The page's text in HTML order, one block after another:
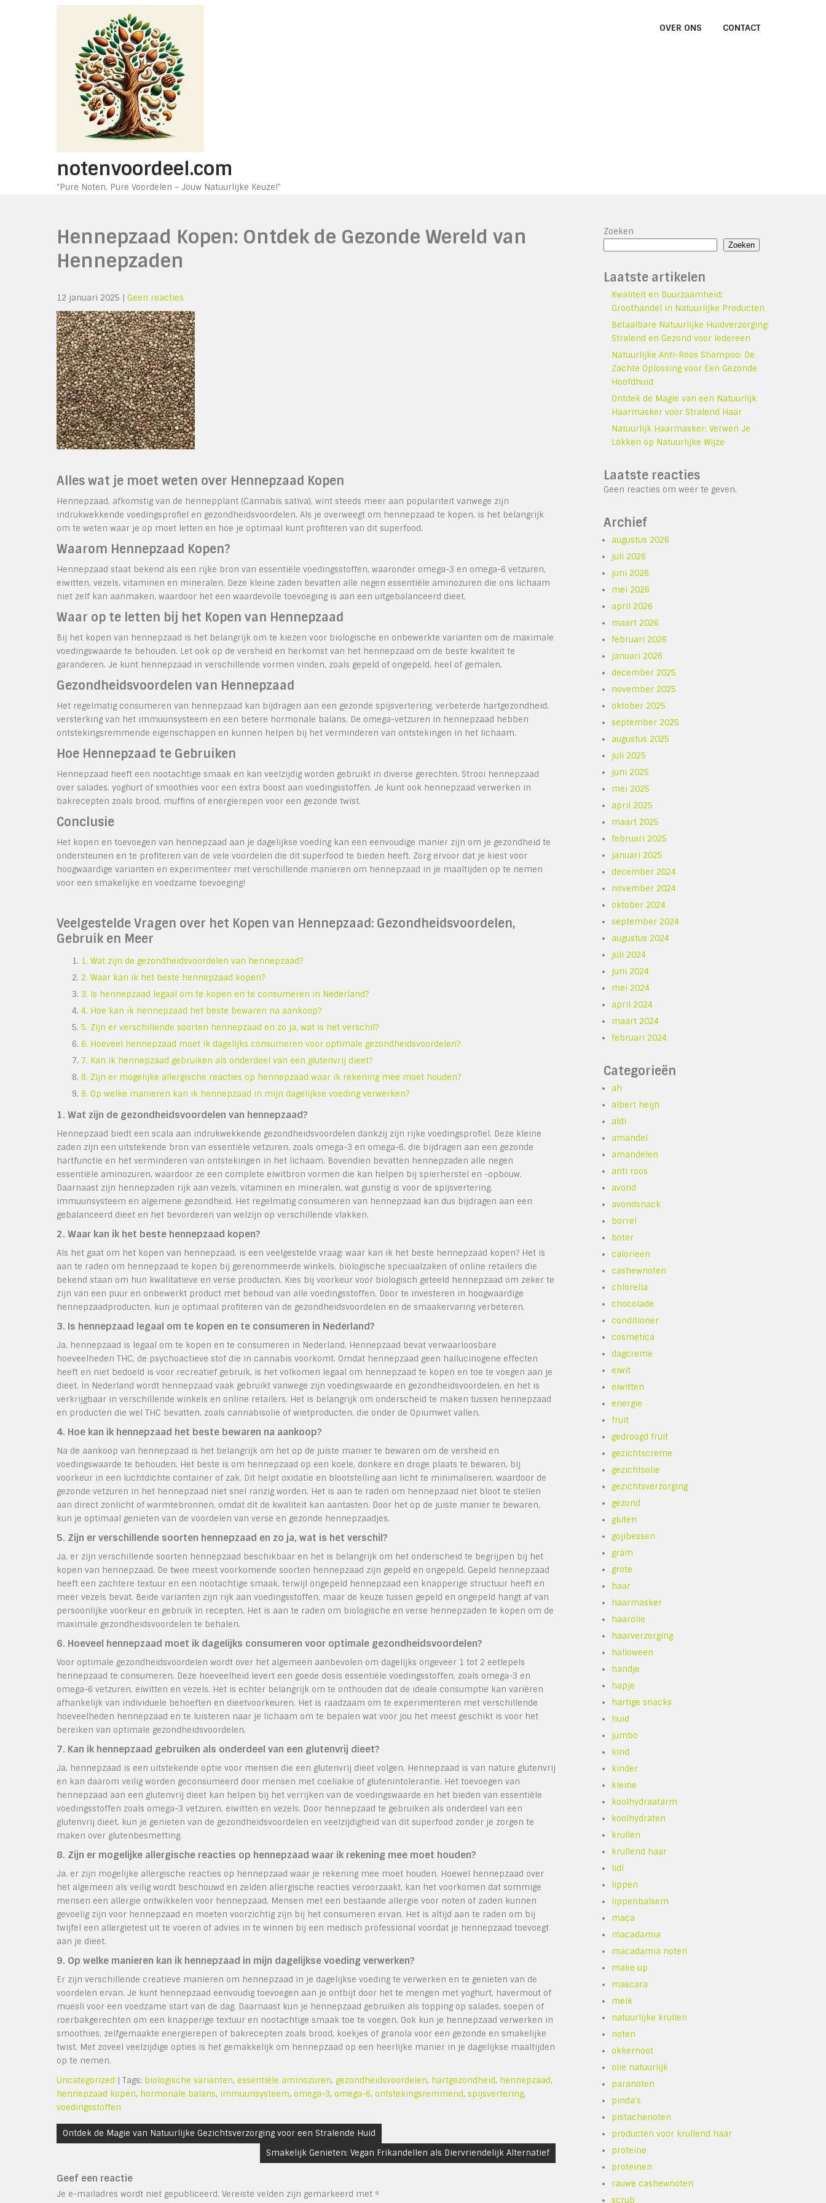
notenvoordeel.com
"Pure Noten, Pure Voordelen – Jouw Natuurlijke Keuze!"
OVER ONS CONTACT
Hennepzaad Kopen: Ontdek de Gezonde Wereld van
Hennepzaden
12 januari 2025 | Geen reacties
Alles wat je moet weten over Hennepzaad Kopen
Hennepzaad, afkomstig van de hennepplant (Cannabis sativa), wint steeds meer aan populariteit vanwege zijn
indrukwekkende voedingsprofiel en gezondheidsvoordelen. Als je overweegt om hennepzaad te kopen, is het belangrijk
om te weten waar je op moet letten en hoe je optimaal kunt profiteren van dit superfood.
Waarom Hennepzaad Kopen?
Hennepzaad staat bekend als een rijke bron van essentiële voedingsstoffen, waaronder omega-3 en omega-6 vetzuren,
eiwitten, vezels, vitaminen en mineralen. Deze kleine zaden bevatten alle negen essentiële aminozuren die ons lichaam
niet zelf kan aanmaken, waardoor het een waardevolle toevoeging is aan een uitgebalanceerd dieet.
Waar op te letten bij het Kopen van Hennepzaad
Bij het kopen van hennepzaad is het belangrijk om te kiezen voor biologische en onbewerkte varianten om de maximale
voedingswaarde te behouden. Let ook op de versheid en herkomst van het hennepzaad om de beste kwaliteit te
garanderen. Je kunt hennepzaad in verschillende vormen vinden, zoals gepeld of ongepeld, heel of gemalen.
Gezondheidsvoordelen van Hennepzaad
Het regelmatig consumeren van hennepzaad kan bijdragen aan een gezonde spijsvertering, verbeterde hartgezondheid,
versterking van het immuunsysteem en een betere hormonale balans. De omega-vetzuren in hennepzaad hebben
ontstekingsremmende eigenschappen en kunnen helpen bij het verminderen van ontstekingen in het lichaam.
Hoe Hennepzaad te Gebruiken
Hennepzaad heeft een nootachtige smaak en kan veelzijdig worden gebruikt in diverse gerechten. Strooi hennepzaad
over salades, yoghurt of smoothies voor een extra boost aan voedingsstoffen. Je kunt ook hennepzaad verwerken in
bakrecepten zoals brood, muffins of energierepen voor een gezonde twist.
Conclusie
Het kopen en toevoegen van hennepzaad aan je dagelijkse voeding kan een eenvoudige manier zijn om je gezondheid te
ondersteunen en te profiteren van de vele voordelen die dit superfood te bieden heeft. Zorg ervoor dat je kiest voor
hoogwaardige varianten en experimenteer met verschillende manieren om hennepzaad in je maaltijden op te nemen
voor een smakelijke en voedzame toevoeging!
Veelgestelde Vragen over het Kopen van Hennepzaad: Gezondheidsvoordelen,
Gebruik en Meer
1. Wat zijn de gezondheidsvoordelen van hennepzaad?
2. Waar kan ik het beste hennepzaad kopen?
3. Is hennepzaad legaal om te kopen en te consumeren in Nederland?
4. Hoe kan ik hennepzaad het beste bewaren na aankoop?
5. Zijn er verschillende soorten hennepzaad en zo ja, wat is het verschil?
6. Hoeveel hennepzaad moet ik dagelijks consumeren voor optimale gezondheidsvoordelen?
7. Kan ik hennepzaad gebruiken als onderdeel van een glutenvrij dieet?
8. Zijn er mogelijke allergische reacties op hennepzaad waar ik rekening mee moet houden?
9. Op welke manieren kan ik hennepzaad in mijn dagelijkse voeding verwerken?
1. Wat zijn de gezondheidsvoordelen van hennepzaad?
Hennepzaad biedt een scala aan indrukwekkende gezondheidsvoordelen dankzij zijn rijke voedingsprofiel. Deze kleine
zaden zijn een uitstekende bron van essentiële vetzuren, zoals omega-3 en omega-6, die bijdragen aan een gezonde
hartfunctie en het verminderen van ontstekingen in het lichaam. Bovendien bevatten hennepzaden alle negen
essentiële aminozuren, waardoor ze een complete eiwitbron vormen die kan helpen bij spierherstel en -opbouw.
Daarnaast zijn hennepzaden rijk aan vezels, vitaminen en mineralen, wat gunstig is voor de spijsvertering,
immuunsysteem en algemene gezondheid. Het regelmatig consumeren van hennepzaad kan dus bijdragen aan een
gebalanceerd dieet en het bevorderen van welzijn op verschillende vlakken.
2. Waar kan ik het beste hennepzaad kopen?
Als het gaat om het kopen van hennepzaad, is een veelgestelde vraag: waar kan ik het beste hennepzaad kopen? Het is
aan te raden om hennepzaad te kopen bij gerenommeerde winkels, biologische speciaalzaken of online retailers die
bekend staan om hun kwalitatieve en verse producten. Kies bij voorkeur voor biologisch geteeld hennepzaad om zeker te
zijn van een puur en onbewerkt product met behoud van alle voedingsstoffen. Door te investeren in hoogwaardige
hennepzaadproducten, kun je optimaal profiteren van de gezondheidsvoordelen en de smaakervaring verbeteren.
3. Is hennepzaad legaal om te kopen en te consumeren in Nederland?
Ja, hennepzaad is legaal om te kopen en te consumeren in Nederland. Hennepzaad bevat verwaarloosbare
hoeveelheden THC, de psychoactieve stof die in cannabis voorkomt. Omdat hennepzaad geen hallucinogene effecten
heeft en niet bedoeld is voor recreatief gebruik, is het volkomen legaal om hennepzaad te kopen en toe te voegen aan je
dieet. In Nederland wordt hennepzaad vaak gebruikt vanwege zijn voedingswaarde en gezondheidsvoordelen, en het is
verkrijgbaar in verschillende winkels en online retailers. Het is belangrijk om onderscheid te maken tussen hennepzaad
en producten die wel THC bevatten, zoals cannabisolie of wietproducten, die onder de Opiumwet vallen.
4. Hoe kan ik hennepzaad het beste bewaren na aankoop?
Na de aankoop van hennepzaad is het belangrijk om het op de juiste manier te bewaren om de versheid en
voedingswaarde te behouden. Het beste is om hennepzaad op een koele, donkere en droge plaats te bewaren, bij
voorkeur in een luchtdichte container of zak. Dit helpt oxidatie en blootstelling aan licht te minimaliseren, waardoor de
gezonde vetzuren in het hennepzaad niet snel ranzig worden. Het is aan te raden om hennepzaad niet bloot te stellen
aan direct zonlicht of warmtebronnen, omdat dit de kwaliteit kan aantasten. Door het op de juiste manier te bewaren,
kun je optimaal genieten van de voordelen van verse en gezonde hennepzaadjes.
5. Zijn er verschillende soorten hennepzaad en zo ja, wat is het verschil?
Ja, er zijn verschillende soorten hennepzaad beschikbaar en het is belangrijk om het onderscheid te begrijpen bij het
kopen van hennepzaad. De twee meest voorkomende soorten hennepzaad zijn gepeld en ongepeld. Gepeld hennepzaad
heeft een zachtere textuur en een nootachtige smaak, terwijl ongepeld hennepzaad een knapperige structuur heeft en
meer vezels bevat. Beide varianten zijn rijk aan voedingsstoffen, maar de keuze tussen gepeld en ongepeld hangt af van
persoonlijke voorkeur en gebruik in recepten. Het is aan te raden om biologische en verse hennepzaden te kopen om de
maximale gezondheidsvoordelen te behalen.
6. Hoeveel hennepzaad moet ik dagelijks consumeren voor optimale gezondheidsvoordelen?
Voor optimale gezondheidsvoordelen wordt over het algemeen aanbevolen om dagelijks ongeveer 1 tot 2 eetlepels
hennepzaad te consumeren. Deze hoeveelheid levert een goede dosis essentiële voedingsstoffen, zoals omega-3 en
omega-6 vetzuren, eiwitten en vezels. Het is echter belangrijk om te onthouden dat de ideale consumptie kan variëren
afhankelijk van individuele behoeften en dieetvoorkeuren. Het is raadzaam om te experimenteren met verschillende
hoeveelheden hennepzaad en te luisteren naar je lichaam om te bepalen wat voor jou het meest geschikt is voor het
bereiken van optimale gezondheidsvoordelen.
7. Kan ik hennepzaad gebruiken als onderdeel van een glutenvrij dieet?
Ja, hennepzaad is een uitstekende optie voor mensen die een glutenvrij dieet volgen. Hennepzaad is van nature glutenvrij
en kan daarom veilig worden geconsumeerd door mensen met coeliakie of glutenintolerantie. Het toevoegen van
hennepzaad aan een glutenvrij dieet kan helpen bij het verrijken van de voedingswaarde en het bieden van essentiële
voedingsstoffen zoals omega-3 vetzuren, eiwitten en vezels. Door hennepzaad te gebruiken als onderdeel van een
glutenvrij dieet, kun je genieten van de gezondheidsvoordelen en veelzijdigheid van dit superfood zonder je zorgen te
maken over glutenbesmetting.
8. Zijn er mogelijke allergische reacties op hennepzaad waar ik rekening mee moet houden?
Ja, er zijn mogelijke allergische reacties op hennepzaad waar je rekening mee moet houden. Hoewel hennepzaad over
het algemeen als veilig wordt beschouwd en zelden allergische reacties veroorzaakt, kan het voorkomen dat sommige
mensen een allergie ontwikkelen voor hennepzaad. Mensen met een bestaande allergie voor noten of zaden kunnen
gevoelig zijn voor hennepzaad en moeten voorzichtig zijn bij het consumeren ervan. Het is altijd aan te raden om bij
twijfel een allergietest uit te voeren of advies in te winnen bij een medisch professional voordat je hennepzaad toevoegt
aan je dieet.
9. Op welke manieren kan ik hennepzaad in mijn dagelijkse voeding verwerken?
Er zijn verschillende creatieve manieren om hennepzaad in je dagelijkse voeding te verwerken en te genieten van de
voordelen ervan. Je kunt hennepzaad eenvoudig toevoegen aan je ontbijt door het te mengen met yoghurt, havermout of
muesli voor een voedzame start van de dag. Daarnaast kun je hennepzaad gebruiken als topping op salades, soepen of
roerbakgerechten om een knapperige textuur en nootachtige smaak toe te voegen. Ook kun je hennepzaad verwerken in
smoothies, zelfgemaakte energierepen of bakrecepten zoals brood, koekjes of granola voor een gezonde en smakelijke
twist. Met zoveel veelzijdige opties is het gemakkelijk om hennepzaad op een heerlijke manier in je dagelijkse maaltijden
op te nemen.
Uncategorized | Tags: biologische varianten, essentiële aminozuren, gezondheidsvoordelen, hartgezondheid, hennepzaad,
hennepzaad kopen, hormonale balans, immuunsysteem, omega-3, omega-6, ontstekingsremmend, spijsvertering,
voedingsstoffen
Bericht
navigatie
Ontdek de Magie van Natuurlijke Gezichtsverzorging voor een Stralende Huid
Smakelijk Genieten: Vegan Frikandellen als Diervriendelijk Alternatief
Geef een reactie
Je e-mailadres wordt niet gepubliceerd. Vereiste velden zijn gemarkeerd met *
Zoeken
Zoeken
Laatste artikelen
Kwaliteit en Duurzaamheid:
Groothandel in Natuurlijke Producten
Betaalbare Natuurlijke Huidverzorging:
Stralend en Gezond voor Iedereen
Natuurlijke Anti-Roos Shampoo: De
Zachte Oplossing voor Een Gezonde
Hoofdhuid
Ontdek de Magie van een Natuurlijk
Haarmasker voor Stralend Haar
Natuurlijk Haarmasker: Verwen Je
Lokken op Natuurlijke Wijze
Laatste reacties
Geen reacties om weer te geven.
Archief
augustus 2026
juli 2026
juni 2026
mei 2026
april 2026
maart 2026
februari 2026
januari 2026
december 2025
november 2025
oktober 2025
september 2025
augustus 2025
juli 2025
juni 2025
mei 2025
april 2025
maart 2025
februari 2025
januari 2025
december 2024
november 2024
oktober 2024
september 2024
augustus 2024
juli 2024
juni 2024
mei 2024
april 2024
maart 2024
februari 2024
Categorieën
ah
albert heijn
aldi
amandel
amandelen
anti roos
avond
avondsnack
borrel
boter
calorieen
cashewnoten
chlorella
chocolade
conditioner
cosmetica
dagcreme
eiwit
eiwitten
energie
fruit
gedroogd fruit
gezichtscreme
gezichtsolie
gezichtsverzorging
gezond
gluten
gojibessen
gram
grote
haar
haarmasker
haarolie
haarverzorging
halloween
handje
hapje
hartige snacks
huid
jumbo
kind
kinder
kleine
koolhydraatarm
koolhydraten
krullen
krullend haar
lidl
lippen
lippenbalsem
maca
macadamia
macadamia noten
make up
mascara
melk
natuurlijke krullen
noten
okkernoot
olie natuurlijk
paranoten
pinda's
pistachenoten
producten voor krullend haar
proteine
proteinen
rauwe cashewnoten
scrub